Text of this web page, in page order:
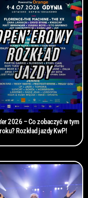
2026 – Co zobaczyć w tym
roku? Rozkład jazdy KwP!